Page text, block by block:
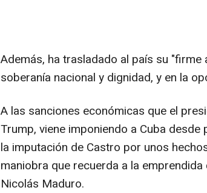
Además, ha trasladado al país su "firme
soberanía nacional y dignidad, y en la
A las sanciones económicas que el
Trump, viene imponiendo a Cuba
la imputación de Castro por unos
maniobra que recuerda a la
Nicolás Maduro.